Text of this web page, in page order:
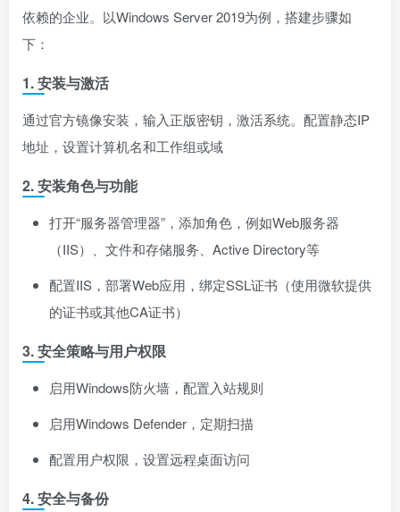
依赖的企业。以Windows Server 2019为例，搭建步骤如
下：
1. 安装与激活
通过官方镜像安装，输入正版密钥，激活系统。配置静态IP
地址，设置计算机名和工作组或域
2. 安装角色与功能
打开“服务器管理器”，添加角色，例如Web服务器
（IIS）、文件和存储服务、Active Directory等
配置IIS，部署Web应用，绑定SSL证书（使用微软提供
的证书或其他CA证书）
3. 安全策略与用户权限
启用Windows防火墙，配置入站规则
启用Windows Defender，定期扫描
配置用户权限，设置远程桌面访问
4. 安全与备份